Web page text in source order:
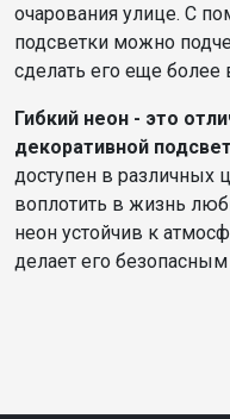
очарования улице. С
подсветки можно
сделать его еще
Гибкий неон - это
декоративной
доступен в различных
воплотить в жизнь
неон устойчив к
делает его